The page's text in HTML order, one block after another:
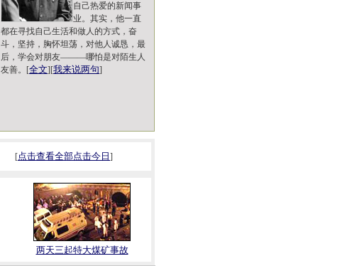
自己热爱的新闻事
业。其实，他一直
都在寻找自己生活和做人的方式，奋
斗，坚持，胸怀坦荡，对他人诚恳，最
后，学会对朋友———哪怕是对陌生人
友善。[全文][我来说两句]
[点击查看全部点击今日 ]
两天三起特大煤矿事故